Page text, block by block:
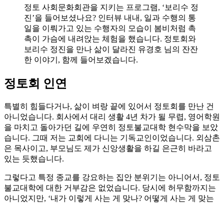
정토 사회문화회관을 지키는 프로그램, ‘보리수 정
진’을 들어보셨나요? 인터뷰 내내, 일과 수행의 통
일을 이뤄가고 있는 수행자의 모습이 봄비처럼 촉
촉이 가슴에 내려앉는 체험을 했습니다. 정토회와
보리수 정진을 만나 삶이 달라진 유경호 님의 잔잔
한 이야기, 함께 들어보겠습니다.
정토회 인연
특별히 힘들다거나, 삶이 벼랑 끝에 있어서 정토회를 만난 건
아니었습니다. 회사에서 대리 생활 4년 차가 될 무렵, 영어학원
을 마치고 돌아가던 길에 우연히 정토불교대학 현수막을 보았
습니다. 그때 저는 교회에 다니는 기독교인이었습니다. 외삼촌
은 목사이고, 부모님도 제가 신앙생활을 하길 은근히 바라고
있는 듯했습니다.
그렇다고 특정 종교를 강요하는 집안 분위기는 아니어서, 정토
불교대학에 대한 거부감은 없었습니다. 당시에 허무함까지는
아니었지만, ‘내가 이렇게 사는 게 맞나? 어떻게 사는 게 맞는